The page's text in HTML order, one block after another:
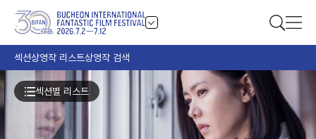
섹션상영작 리스트상영작 검색
섹션별 리스트